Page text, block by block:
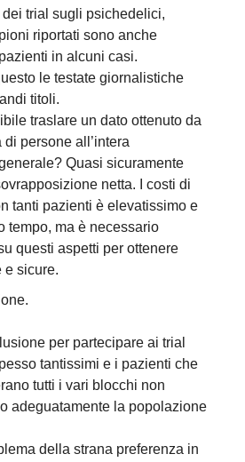
trial sugli psichedelici,
riportati sono anche
in alcuni casi.
le testate giornalistiche
titoli.
traslare un dato ottenuto da
persone all’intera
Quasi sicuramente
netta. I costi di
tanti pazienti è elevatissimo e
tempo, ma è necessario
questi aspetti per ottenere
e sicure.
per partecipare ai trial
tantissimi e i pazienti che
tutti i vari blocchi non
adeguatamente la popolazione
della strana preferenza in